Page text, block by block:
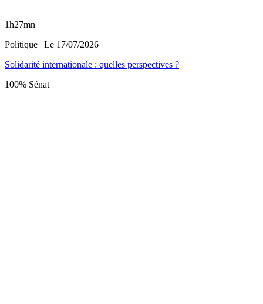
1h27mn
Politique | Le 17/07/2026
Solidarité internationale : quelles perspectives ?
100% Sénat